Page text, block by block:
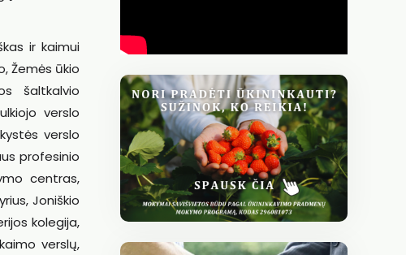
ir kaimui
Žemės ūkio
šaltkalvio
verslo
verslo
profesinio
centras,
Joniškio
kolegija,
verslų,